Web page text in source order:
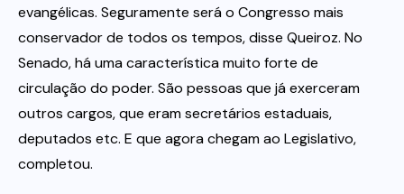
evangélicas. Seguramente será o Congresso mais
conservador de todos os tempos, disse Queiroz. No
Senado, há uma característica muito forte de
circulação do poder. São pessoas que já exerceram
outros cargos, que eram secretários estaduais,
deputados etc. E que agora chegam ao Legislativo,
completou.